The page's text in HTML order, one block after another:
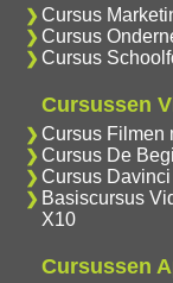
Cursus
Cursus
Cursus
Cursussen
Cursus Filmen
Cursus De
Cursus
Basiscursus
X10
Cursussen